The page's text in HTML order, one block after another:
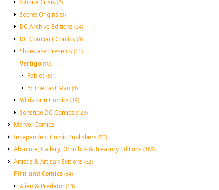
Infinite Crisis(2)
Secret Origins(3)
DC Archive Editions(24)
DC Compact Comics(8)
Showcase Presents(11)
Vertigo(10)
Fables(5)
Y: The Last Man(4)
Wildstorm Comics(19)
Sonstige DC Comics(129)
Marvel Comics
Independent Comic Publishers(53)
Absolute, Gallery, Omnibus & Treasury Editions(189)
Artist´s & Artisan Editions(32)
Film und Comics(34)
Alien & Predator(13)